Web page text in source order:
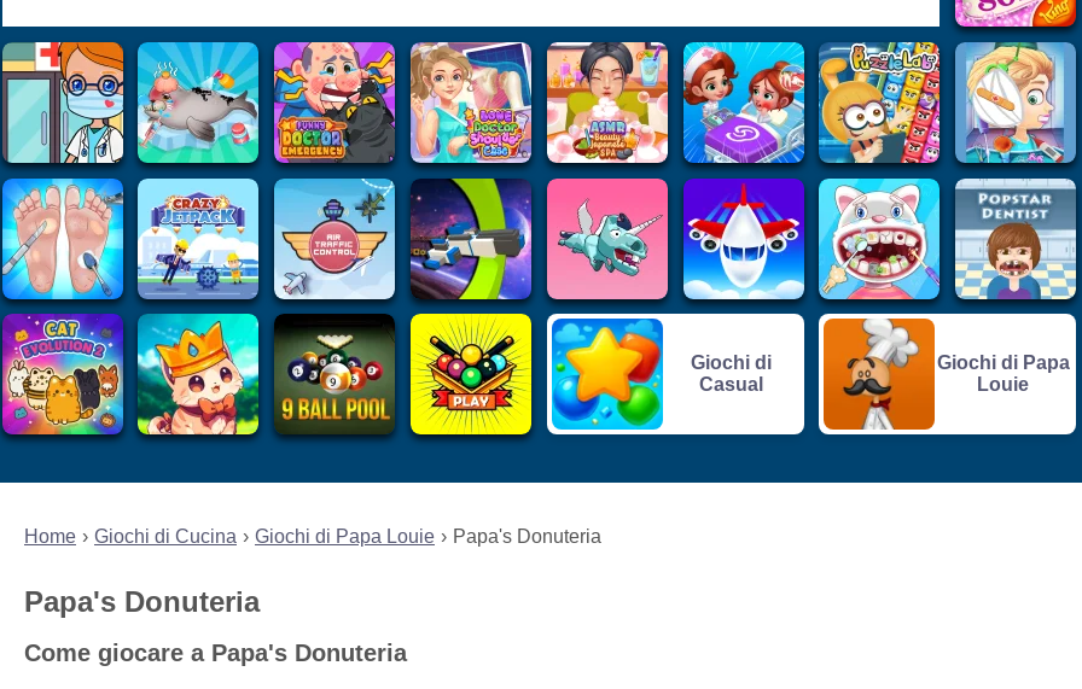
Home Giochi di Cucina Giochi di Papa Louie Papa's Donuteria
Papa's Donuteria
Come giocare a Papa's Donuteria
Giochi di
Casual
Giochi di Papa
Louie